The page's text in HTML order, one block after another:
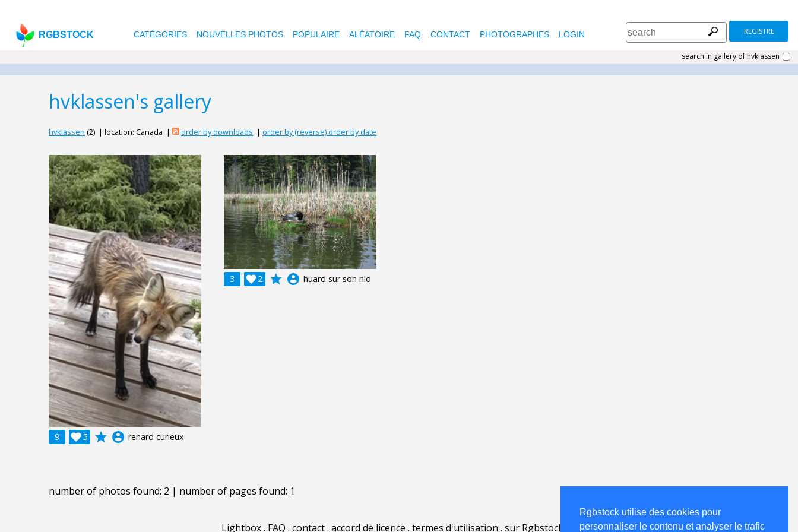
Rgbstock utilise des cookies pour
personnaliser le contenu et analyser le trafic
RGBSTOCK CATÉGORIES NOUVELLES PHOTOS POPULAIRE ALÉATOIRE FAQ CONTACT PHOTOGRAPHES LOGIN REGISTRE
search in gallery of hvklassen
hvklassen's gallery
hvklassen (2) | location: Canada | order by downloads | order by (reverse) order by date
9 5
 grade account_circle renard curieux
3 2
 grade account_circle huard sur son nid
number of photos found: 2 | number of pages found: 1
Lightbox. FAQ . contact. accord de licence . termes d'utilisation . sur Rgbstock.fr